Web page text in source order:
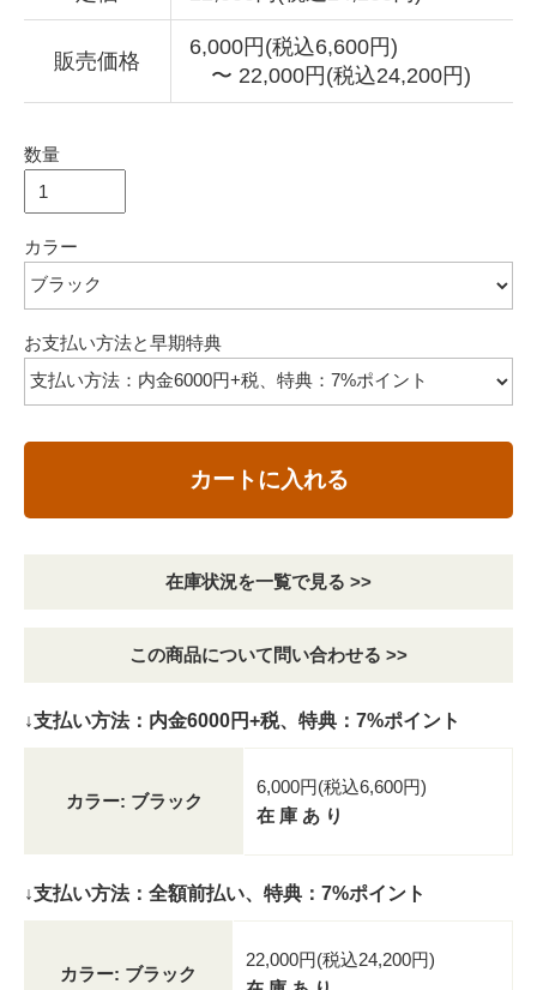
販売価格
6,000円(税込6,600円)
〜 22,000円(税込24,200円)
数量
カラー
お支払い方法と早期特典
カートに入れる
在庫状況を一覧で見る >>
この商品について問い合わせる >>
↓支払い方法：内金6000円+税、特典：7%ポイント
カラー: ブラック
6,000円(税込6,600円)
在 庫 あ り
↓支払い方法：全額前払い、特典：7%ポイント
カラー: ブラック
22,000円(税込24,200円)